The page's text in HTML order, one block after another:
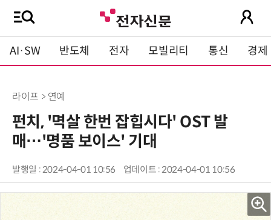
AI·SW 반도체 전자 모빌리티 통신 경제
라이프 > 연예
펀치, '멱살 한번 잡힙시다' OST 발
매…'명품 보이스' 기대
발행일 : 2024-04-01 10:56 업데이트 : 2024-04-01 10:56